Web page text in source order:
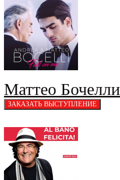
Маттео